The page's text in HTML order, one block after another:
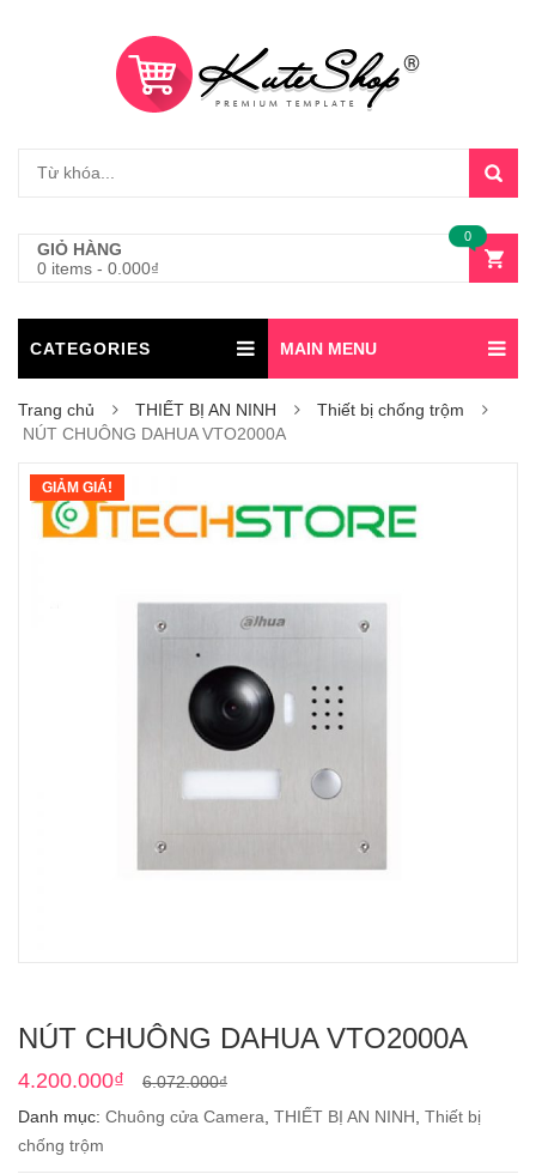
GIỎ HÀNG
0 items - 0.000₫
0
CATEGORIES MAIN MENU
Trang chủ THIẾT BỊ AN NINH
Thiết bị chống trộm
NÚT CHUÔNG DAHUA VTO2000A
GIẢM GIÁ!
NÚT CHUÔNG DAHUA VTO2000A
6.072.000₫
4.200.000₫
Danh mục: Chuông cửa Camera THIẾT BỊ AN NINH Thiết bị
chống trộm